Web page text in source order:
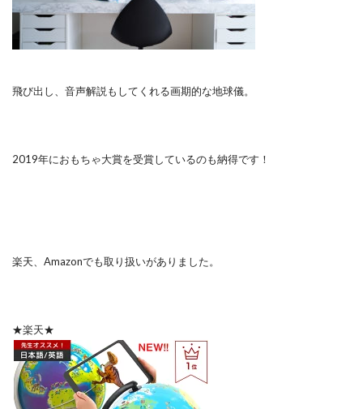
飛び出し、音声解説もしてくれる画期的な地球儀。
2019年におもちゃ大賞を受賞しているのも納得です！
楽天、Amazonでも取り扱いがありました。
★楽天★